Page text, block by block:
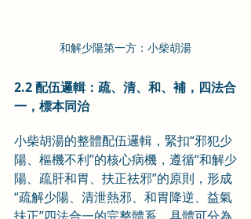
和解少陽第一方：小柴胡湯
2.2 配伍邏輯：疏、清、和、補，四法合
一，標本同治
小柴胡湯的整體配伍邏輯，緊扣“邪犯少
陽、樞機不利”的核心病機，遵循“和解少
陽、疏肝和胃、扶正祛邪”的原則，形成
“疏解少陽、清泄熱邪、和胃降逆、益氣